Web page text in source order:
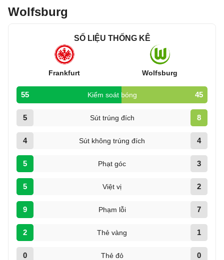
Wolfsburg
SỐ LIỆU THỐNG KÊ
Frankfurt Wolfsburg
55 Kiểm soát bóng 45
5 Sút trúng đích 8
4 Sút không trúng đích 4
5 Phạt góc 3
5 Việt vị 2
9 Phạm lỗi 7
2 Thẻ vàng 1
0 Thẻ đỏ 0